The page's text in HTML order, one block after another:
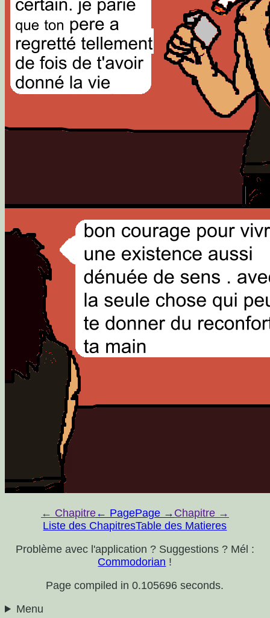
← Chapitre← PagePage → Chapitre →
Liste des ChapitresTable des Matieres
Problème avec l'application ? Suggestions ? Mél :
Commodorian !
Page compiled in 0.105696 seconds.
Menu